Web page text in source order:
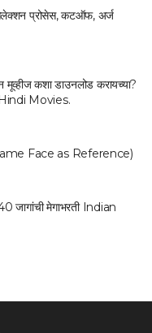
प्रोसेस, कटऑफ, अर्ज
मूव्हीज कशा डाउनलोड करायच्या?
Movies.
Face as Reference)
जागांची मेगाभरती Indian